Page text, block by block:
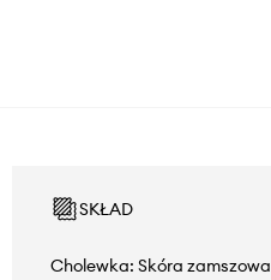
SKŁAD
Cholewka: Skóra zamszowa